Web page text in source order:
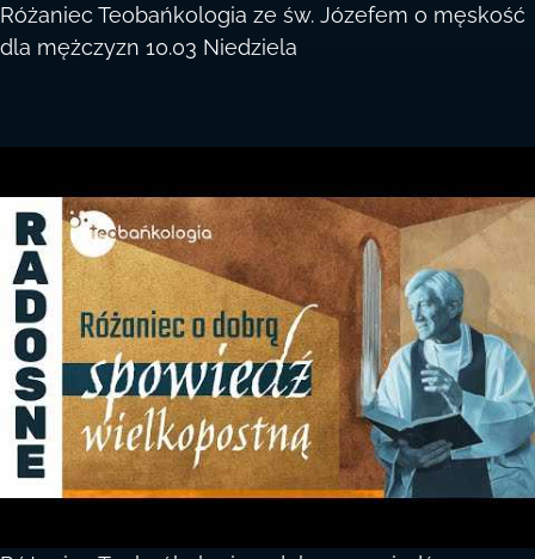
Różaniec Teobańkologia ze św. Józefem o męskość
dla mężczyzn 10.03 Niedziela